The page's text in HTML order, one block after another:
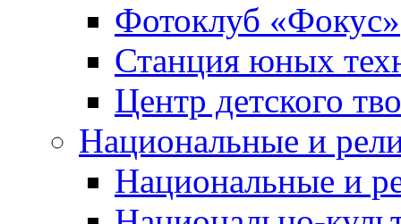
Фотоклуб «Фокус»
Станция юных
Центр детского
Национальные и
Национальные и